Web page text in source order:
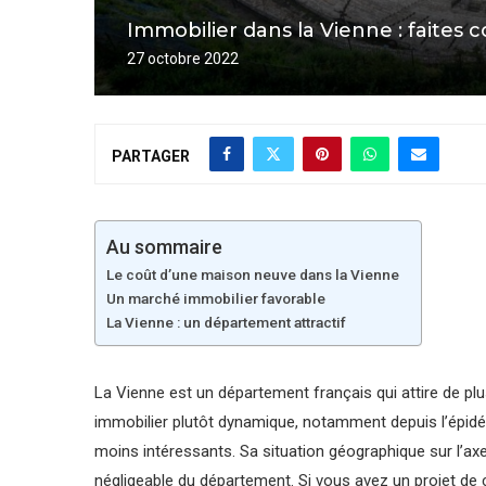
Immobilier dans la Vienne : faites
27 octobre 2022
PARTAGER
Au sommaire
Le coût d’une maison neuve dans la Vienne
Un marché immobilier favorable
La Vienne : un département attractif
La Vienne est un département français qui attire de
immobilier plutôt dynamique, notamment depuis
moins intéressants. Sa situation géographique sur
négligeable du département. Si vous avez un projet